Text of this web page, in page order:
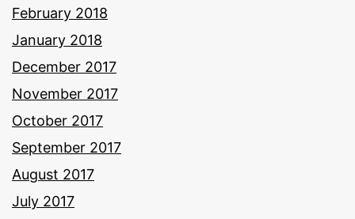
February 2018
January 2018
December 2017
November 2017
October 2017
September 2017
August 2017
July 2017